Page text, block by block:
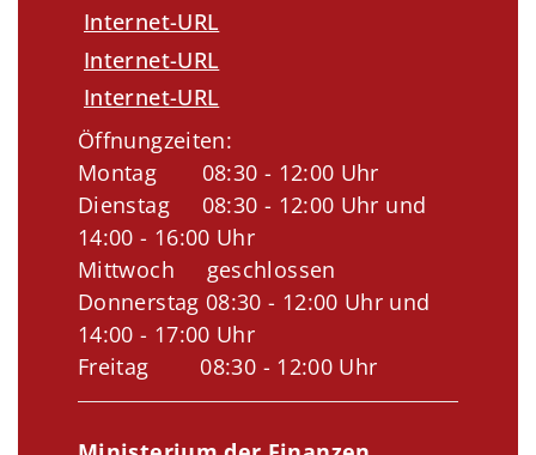
Internet-URL
Internet-URL
Internet-URL
Öffnungzeiten:
Montag 08:30 - 12:00 Uhr
Dienstag 08:30 - 12:00 Uhr und
14:00 - 16:00 Uhr
Mittwoch geschlossen
Donnerstag 08:30 - 12:00 Uhr und
14:00 - 17:00 Uhr
Freitag 08:30 - 12:00 Uhr